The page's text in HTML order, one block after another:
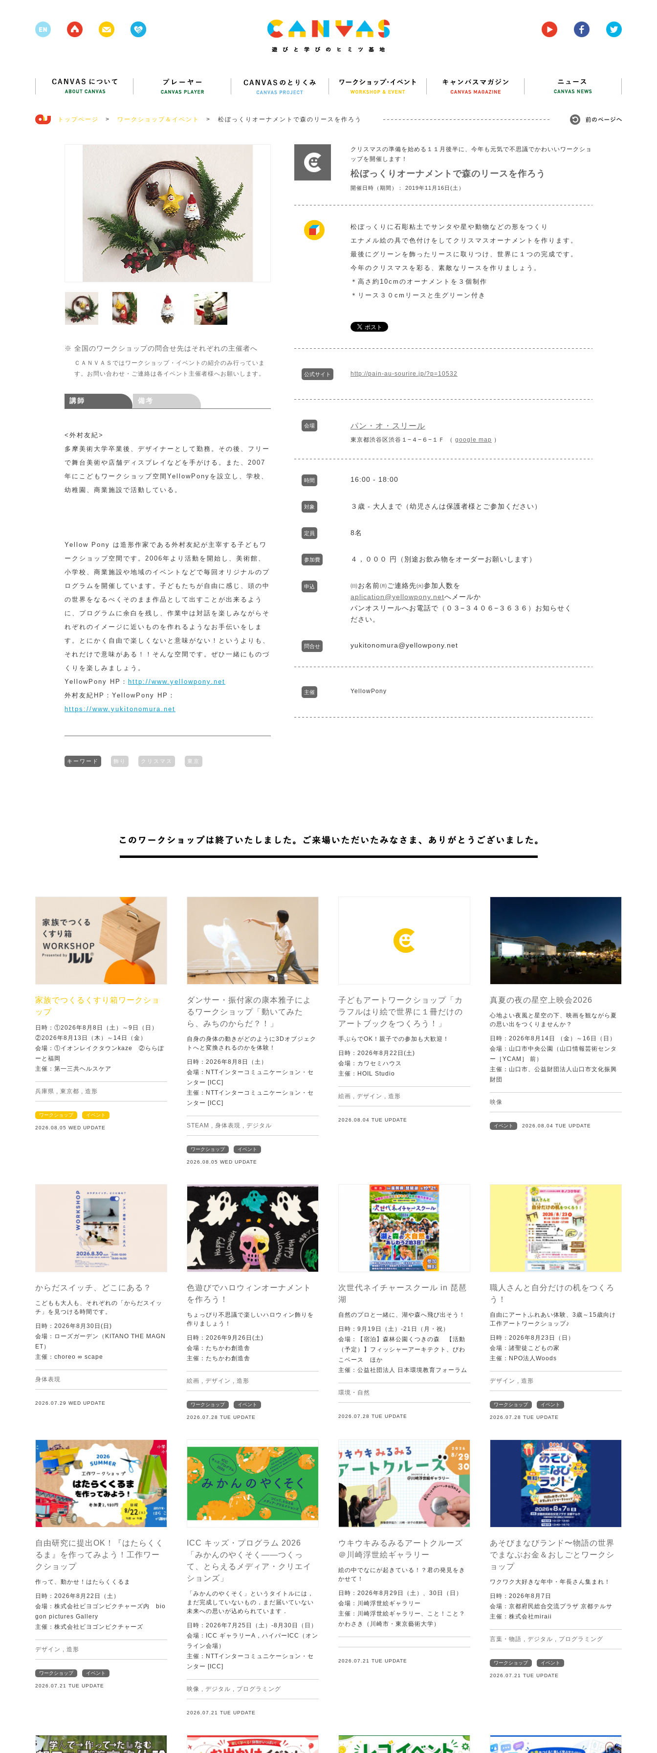
トップページ > ワークショップ＆イベント > 松ぼっくりオーナメントで森のリースを作ろう
※ 全国のワークショップの問合せ先はそれぞれの主催者へ
ＣＡＮＶＡＳではワークショップ・イベントの紹介のみ行っていま
す。お問い合わせ・ご連絡は各イベント主催者様へお願いします。
講師 備考
<外村友紀>
多摩美術大学卒業後、デザイナーとして勤務。その後、フリー
で舞台美術や店舗ディスプレイなどを手がける。また、2007
年にこどもワークショップ空間YellowPonyを設立し、学校、
幼稚園、商業施設で活動している。
Yellow Pony は造形作家である外村友紀が主宰する子どもワ
ークショップ空間です。2006年より活動を開始し、美術館、
小学校、商業施設や地域のイベントなどで毎回オリジナルのプ
ログラムを開催しています。子どもたちが自由に感じ、頭の中
の世界をなるべくそのまま作品として出すことが出来るよう
に、プログラムに余白を残し、作業中は対話を楽しみながらそ
れぞれのイメージに近いものを作れるようなお手伝いをしま
す。とにかく自由で楽しくないと意味がない！というよりも、
それだけで意味がある！！そんな空間です。ぜひ一緒にものづ
くりを楽しみましょう。
YellowPony HP： http://www.yellowpony.net
外村友紀HP：YellowPony HP：
https://www.yukitonomura.net
キーワード 飾り クリスマス 東京
クリスマスの準備を始める１１月後半に、今年も元気で不思議でかわいいワークショ
ップを開催します！
松ぼっくりオーナメントで森のリースを作ろう
開催日時（期間）： 2019年11月16日(土）
松ぼっくりに石彫粘土でサンタや星や動物などの形をつくり
エナメル絵の具で色付けをしてクリスマスオーナメントを作ります。
最後にグリーンを飾ったリースに取りつけ、世界に１つの完成です。
今年のクリスマスを彩る、素敵なリースを作りましょう。
＊高さ約10cmのオーナメントを３個制作
＊リース３０cmリースと生グリーン付き
公式サイト http://pain-au-sourire.jp/?p=10532
会場 パン・オ・スリール
東京都渋谷区渋谷１−４−６−１Ｆ （ google map ）
時間 16:00 - 18:00
対象 ３歳 - 大人まで（幼児さんは保護者様とご参加ください）
定員 8名
参加費 ４，０００ 円（別途お飲み物をオーダーお願いします）
申込
㈰お名前㈪ご連絡先㈫参加人数を
aplication@yellowpony.netへメールか
パンオスリールへお電話で（０３−３４０６−３６３６）お知らせく
ださい。
問合せ yukitonomura@yellowpony.net
主催 YellowPony
家族でつくるくすり箱ワークショ
ップ
日時：①2026年8月8日（土）～9日（日）
②2026年8月13日（木）～14日（金）
会場：①イオンレイクタウンkaze ②ららぽ
ーと福岡
主催：第一三共ヘルスケア
兵庫県 , 東京都 , 造形
ワークショップ イベント
2026.08.05 WED UPDATE
ダンサー・振付家の康本雅子によ
るワークショップ「動いてみた
ら、みちのからだ？！」
自身の身体の動きがどのように3Dオブジェク
トへと変換されるのかを体験！
日時：2026年8月8日（土）
会場：NTTインターコミュニケーション・セ
ンター [ICC]
主催：NTTインターコミュニケーション・セ
ンター [ICC]
STEAM , 身体表現 , デジタル
ワークショップ イベント
2026.08.05 WED UPDATE
子どもアートワークショップ「カ
ラフルはり絵で世界に１冊だけの
アートブックをつくろう！」
手ぶらでOK！親子での参加も大歓迎！
日時：2026年8月22日(土)
会場：カワセミハウス
主催：HOIL Studio
絵画 , デザイン , 造形
2026.08.04 TUE UPDATE
真夏の夜の星空上映会2026
心地よい夜風と星空の下、映画を観ながら夏
の思い出をつくりませんか？
日時：2026年8月14日 （金）～16日（日）
会場：山口市中央公園（山口情報芸術センタ
ー［YCAM］ 前）
主催：山口市、公益財団法人山口市文化振興
財団
映像
イベント 2026.08.04 TUE UPDATE
からだスイッチ、どこにある？
こどもも大人も、それぞれの「からだスイッ
チ」を見つける時間です。
日時：2026年8月30日(日)
会場：ローズガーデン（KITANO THE MAGN
ET）
主催：choreo ∞ scape
身体表現
2026.07.29 WED UPDATE
色遊びでハロウィンオーナメント
を作ろう！
ちょっぴり不思議で楽しいハロウィン飾りを
作りましょう！
日時：2026年9月26日(土)
会場：たちかわ創造舎
主催：たちかわ創造舎
絵画 , デザイン , 造形
ワークショップ イベント
2026.07.28 TUE UPDATE
次世代ネイチャースクール in 琵琶
湖
自然のプロと一緒に、湖や森へ飛び出そう！
日時：9月19日（土）-21日（月・祝）
会場：【宿泊】森林公園くつきの森 【活動
（予定）】フィッシャーアーキテクト、びわ
こベース ほか
主催：公益社団法人 日本環境教育フォーラム
環境・自然
2026.07.28 TUE UPDATE
職人さんと自分だけの机をつくろ
う！
自由にアートふれあい体験、3歳～15歳向け
工作アートワークショップ♪
日時：2026年8月23日（日）
会場：諸聖徒こどもの家
主催：NPO法人Woods
デザイン , 造形
ワークショップ イベント
2026.07.28 TUE UPDATE
自由研究に提出OK！『はたらくく
るま』を作ってみよう！工作ワー
クショップ
作って、動かせ！はたらくくるま
日時：2026年8月22日（土）
会場：株式会社ビヨゴンピクチャーズ内 bio
gon pictures Gallery
主催：株式会社ビヨゴンピクチャーズ
デザイン , 造形
ワークショップ イベント
2026.07.21 TUE UPDATE
ICC キッズ・プログラム 2026
「みかんのやくそく——つくっ
て、とらえるメディア・クリエイ
ションズ」
「みかんのやくそく」というタイトルには，
まだ完成していないもの，まだ届いていない
未来への思いが込められています．
日時：2026年7月25日（土）-8月30日（日）
会場：ICC ギャラリーA，ハイパーICC（オン
ライン会場）
主催：NTTインターコミュニケーション・セ
ンター [ICC]
映像 , デジタル , プログラミング
2026.07.21 TUE UPDATE
ウキウキみるみるアートクルーズ
＠川崎浮世絵ギャラリー
絵の中でなにが起きている！？君の発見をき
かせて！
日時：2026年8月29日（土）、30日（日）
会場：川崎浮世絵ギャラリー
主催：川崎浮世絵ギャラリー、こと！こと？
かわさき（川崎市・東京藝術大学）
2026.07.21 TUE UPDATE
あそびまなびランド〜物語の世界
でまなぶお金＆おしごとワークシ
ョップ
ワクワク大好きな年中・年長さん集まれ！
日時：2026年8月7日
会場：京都府民総合交流プラザ 京都テルサ
主催：株式会社miraii
言葉・物語 , デジタル , プログラミング
ワークショップ イベント
2026.07.21 TUE UPDATE